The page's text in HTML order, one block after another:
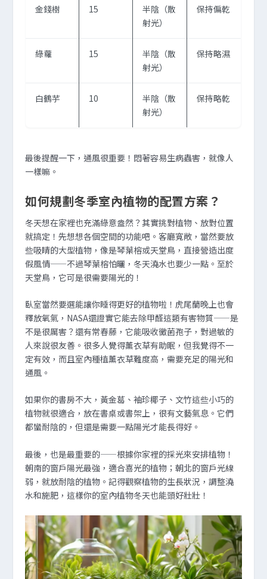
金錢樹 15
半陰（散
射光）
保持偏乾
綠蘿 15
半陰（散
射光）
保持略濕
白鶴芋 10
半陰（散
射光）
保持略乾
最後提醒一下，通風很重要！悶著容易生病蟲害，就像人
一樣嘛。
如何規劃冬季室內植物的配置方案？
冬天想在家裡也充滿綠意盎然？其實挑對植物、放對位置
就搞定！先想想各個空間的功能吧。客廳寬敞，當然要放
些吸睛的大型植物，像是琴葉榕或天堂鳥，直接營造出度
假風情——不過琴葉榕怕曬，冬天澆水也要少一點。至於
天堂鳥，它可是很需要陽光的！
臥室當然要選能讓你睡得更好的植物啦！虎尾蘭晚上也會
釋放氧氣，NASA還證實它能去除甲醛這類有害物質——是
不是很厲害？還有常春藤，它能吸收黴菌孢子，對過敏的
人來說很友善。很多人覺得薰衣草有助眠，但我覺得不一
定有效，而且室內種植薰衣草難度高，需要充足的陽光和
通風。
如果你的書房不大，黃金葛、袖珍椰子、文竹這些小巧的
植物就很適合，放在書桌或書架上，很有文藝氣息。它們
都蠻耐陰的，但還是需要一點陽光才能長得好。
最後，也是最重要的——根據你家裡的採光來安排植物！
朝南的窗戶陽光最強，適合喜光的植物；朝北的窗戶光線
弱，就放耐陰的植物。記得觀察植物的生長狀況，調整澆
水和施肥，這樣你的室內植物冬天也能頭好壯壯！